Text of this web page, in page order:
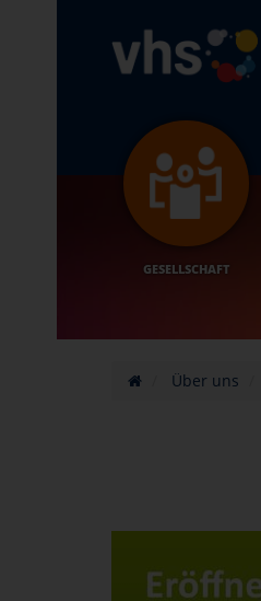
GESELLSCHAFT
Über uns